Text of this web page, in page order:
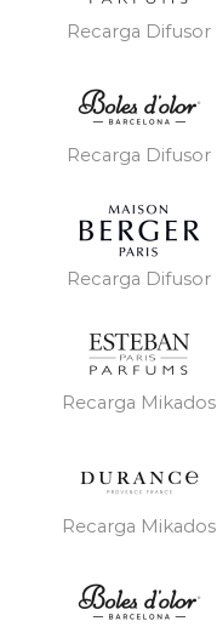
Recarga Difusor
Recarga Difusor
Recarga Difusor
Recarga Mikados
Recarga Mikados